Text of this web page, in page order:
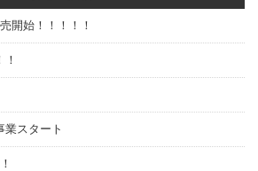
開始！！！！！
業スタート